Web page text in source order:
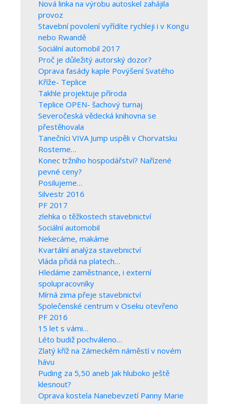
Nová linka na výrobu autoskel zahájila
provoz
Stavební povolení vyřídíte rychleji i v Kongu
nebo Rwandě
Sociální automobil 2017
Proč je důležitý autorský dozor?
Oprava fasády kaple Povýšení Svatého
Kříže- Teplice
Takhle projektuje příroda
Teplice OPEN- šachový turnaj
Severočeská vědecká knihovna se
přestěhovala
Tanečníci VIVA Jump uspěli v Chorvatsku
Rosteme…
Konec tržního hospodářství? Nařízené
pevné ceny?
Posilujeme…
Silvestr 2016
PF 2017
zlehka o těžkostech stavebnictví
Sociální automobil
Nekecáme, makáme
Kvartální analýza stavebnictví
Vláda přidá na platech…
Hledáme zaměstnance, i externí
spolupracovníky
Mírná zima přeje stavebnictví
Společenské centrum v Oseku otevřeno
PF 2016
15 let s vámi…
Léto budiž pochváleno…
Zlatý kříž na Zámeckém náměstí v novém
hávu
Puding za 5,50 aneb Jak hluboko ještě
klesnout?
Oprava kostela Nanebevzetí Panny Marie